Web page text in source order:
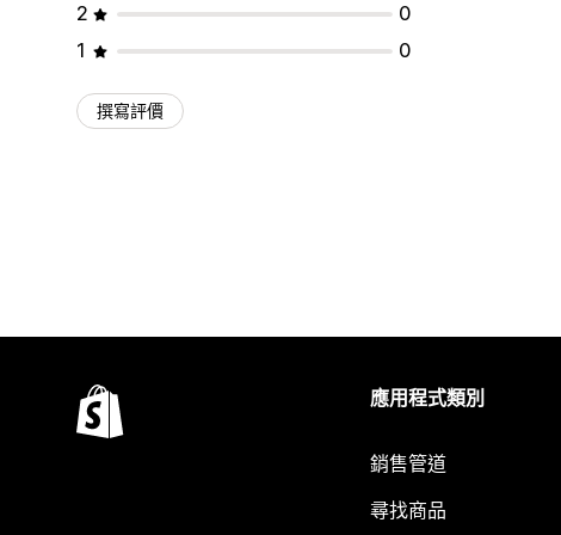
2
0
1
0
撰寫評價
應用程式類別
銷售管道
尋找商品